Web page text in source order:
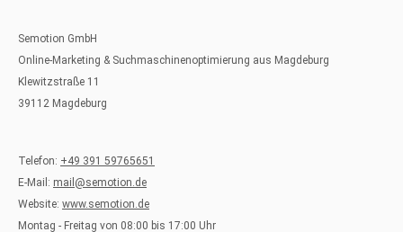
Semotion GmbH
Online-Marketing & Suchmaschinenoptimierung aus Magdeburg
Klewitzstraße 11
39112 Magdeburg
Telefon: +49 391 59765651
E-Mail: mail@semotion.de
Website: www.semotion.de
Montag - Freitag von 08:00 bis 17:00 Uhr